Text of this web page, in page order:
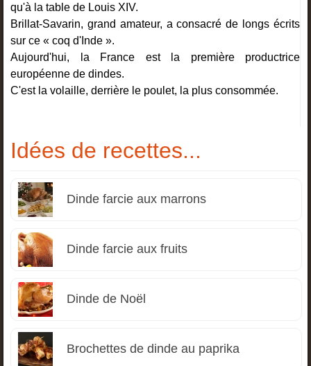
qu'à la table de Louis XIV.
Brillat-Savarin, grand amateur, a consacré de longs écrits
sur ce « coq d'Inde ».
Aujourd'hui, la France est la première productrice
européenne de dindes.
C'est la volaille, derrière le poulet, la plus consommée.
Idées de recettes...
Dinde farcie aux marrons
Dinde farcie aux fruits
Dinde de Noël
Brochettes de dinde au paprika